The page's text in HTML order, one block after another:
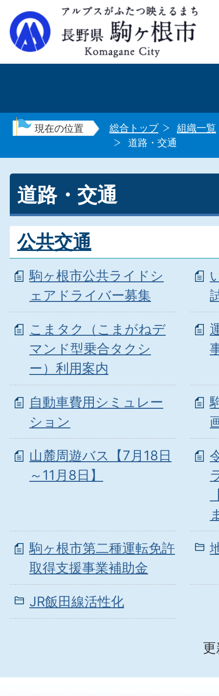
現在の位置 総合トップ
組織一覧
道路・交通
道路・交通
公共交通
駒ヶ根市公共ライドシ
ェアドライバー募集
こまタク（こまがねデ
マンド型乗合タクシ
ー）利用案内
自動車費用シミュレー
ション
山麓周遊バス【7月18日
～11月8日】
駒ヶ根市第二種運転免許
取得支援事業補助金
JR飯田線活性化